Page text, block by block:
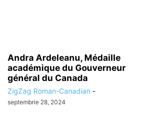
Andra Ardeleanu, Médaille
académique du Gouverneur
général du Canada
ZigZag Roman-Canadian -
septembrie 28, 2024